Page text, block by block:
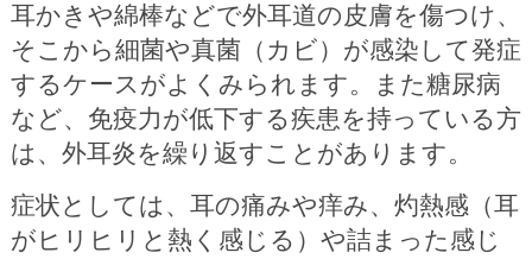
耳かきや綿棒などで外耳道の皮膚を傷つけ、
そこから細菌や真菌（カビ）が感染して発症
するケースがよくみられます。また糖尿病
など、免疫力が低下する疾患を持っている方
は、外耳炎を繰り返すことがあります。
症状としては、耳の痛みや痒み、灼熱感（耳
がヒリヒリと熱く感じる）や詰まった感じ